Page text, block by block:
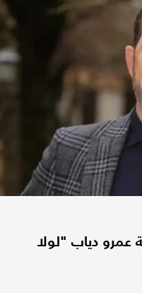
عمرو دياب "لولا